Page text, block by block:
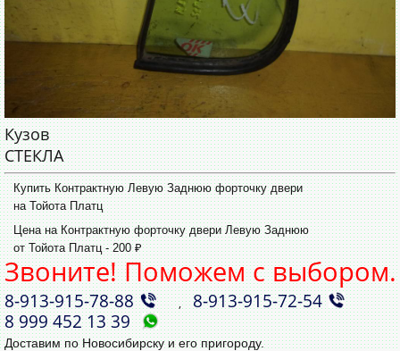
Кузов
СТЕКЛА
Купить Контрактную Левую Заднюю форточку двери
на Тойота Платц
Цена на Контрактную форточку двери Левую Заднюю
от Тойота Платц - 200 ₽
Звоните! Поможем с выбором.
8‑913‑915‑78‑88 ,8‑913‑915‑72‑54
8 999 452 13 39
Доставим по Новосибирску и его пригороду.